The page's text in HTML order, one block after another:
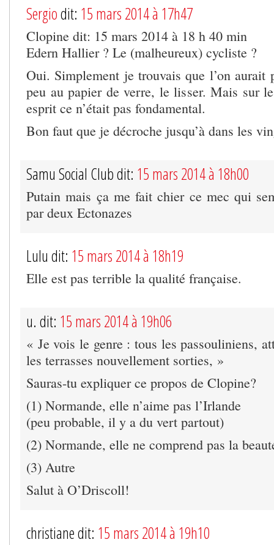
Sergiodit: 15 mars 2014 à 17h47
Clopine dit: 15 mars 2014 à 18 h 40 min
Edern Hallier ? Le (malheureux) cycliste ?
Oui. Simplement je trouvais que l’on aurait
peu au papier de verre, le lisser. Mais sur
esprit ce n’était pas fondamental.
Bon faut que je décroche jusqu’à dans les
Samu Social Club dit: 15 mars 2014 à 18h00
Putain mais ça me fait chier ce mec qui
par deux Ectonazes
Lulu dit: 15 mars 2014 à 18h19
Elle est pas terrible la qualité française.
u. dit: 15 mars 2014 à 19h06
« Je vois le genre : tous les passouliniens,
les terrasses nouvellement sorties, »
Sauras-tu expliquer ce propos de Clopine?
(1) Normande, elle n’aime pas l’Irlande
(peu probable, il y a du vert partout)
(2) Normande, elle ne comprend pas la
(3) Autre
Salut à O’Driscoll!
christiane dit: 15 mars 2014 à 19h10